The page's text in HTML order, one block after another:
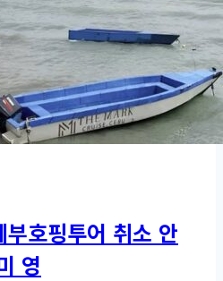
호핑투어 취소 안
영